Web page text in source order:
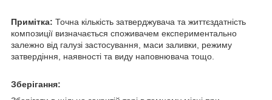
Примітка: Точна кількість затверджувача та життєздатність
композиції визначається споживачем експериментально
залежно від галузі застосування, маси заливки, режиму
затвердіння, наявності та виду наповнювача тощо.
Зберігання: